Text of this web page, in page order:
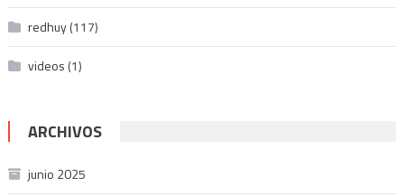
redhuy(117)
videos (1)
ARCHIVOS
junio 2025